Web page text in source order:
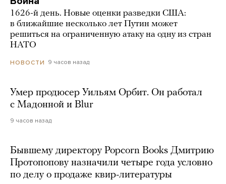
1626-й день. Новые оценки разведки США:
в ближайшие несколько лет Путин может
решиться на ограниченную атаку на одну из стран
НАТО
НОВОСТИ 9 часов назад
Умер продюсер Уильям Орбит. Он работал
с Мадонной и Blur
9 часов назад
Бывшему директору Popcorn Books Дмитрию
Протопопову назначили четыре года условно
по делу о продаже квир-литературы